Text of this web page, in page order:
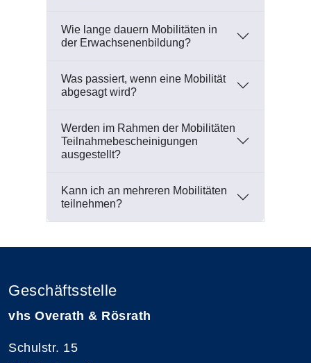
Wie lange dauern Mobilitäten in
der Erwachsenenbildung?
Was passiert, wenn eine Mobilität
abgesagt wird?
Werden im Rahmen der Mobilitäten
Teilnahmebescheinigungen
ausgestellt?
Kann ich an mehreren Mobilitäten
teilnehmen?
Geschäftsstelle
vhs Overath & Rösrath
Schulstr. 15